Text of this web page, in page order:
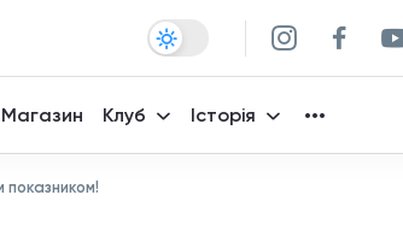
Магазин Клуб Історія
показником!